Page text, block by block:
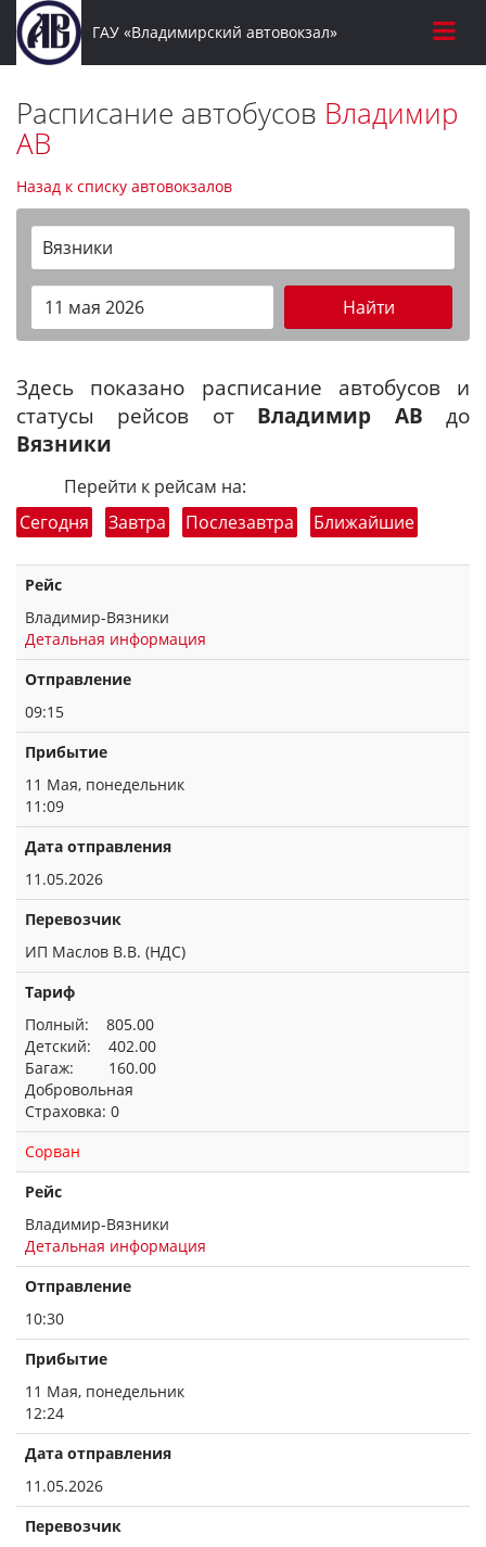
ГАУ «Владимирский автовокзал»
Расписание автобусов Владимир
АВ
Назад к списку автовокзалов
Вязники
Найти
Здесь показано расписание автобусов и
статусы рейсов от Владимир АВ до
Вязники
Перейти к рейсам на:
Сегодня
Завтра Послезавтра Ближайшие
Рейс
Владимир-Вязники
Детальная информация
Отправление
09:15
Прибытие
11 Мая, понедельник
11:09
Дата отправления
11.05.2026
Перевозчик
ИП Маслов В.В. (НДС)
Тариф
Полный: 805.00
Детский: 402.00
Багаж: 160.00
Добровольная
Страховка: 0
Сорван
Рейс
Владимир-Вязники
Детальная информация
Отправление
10:30
Прибытие
11 Мая, понедельник
12:24
Дата отправления
11.05.2026
Перевозчик